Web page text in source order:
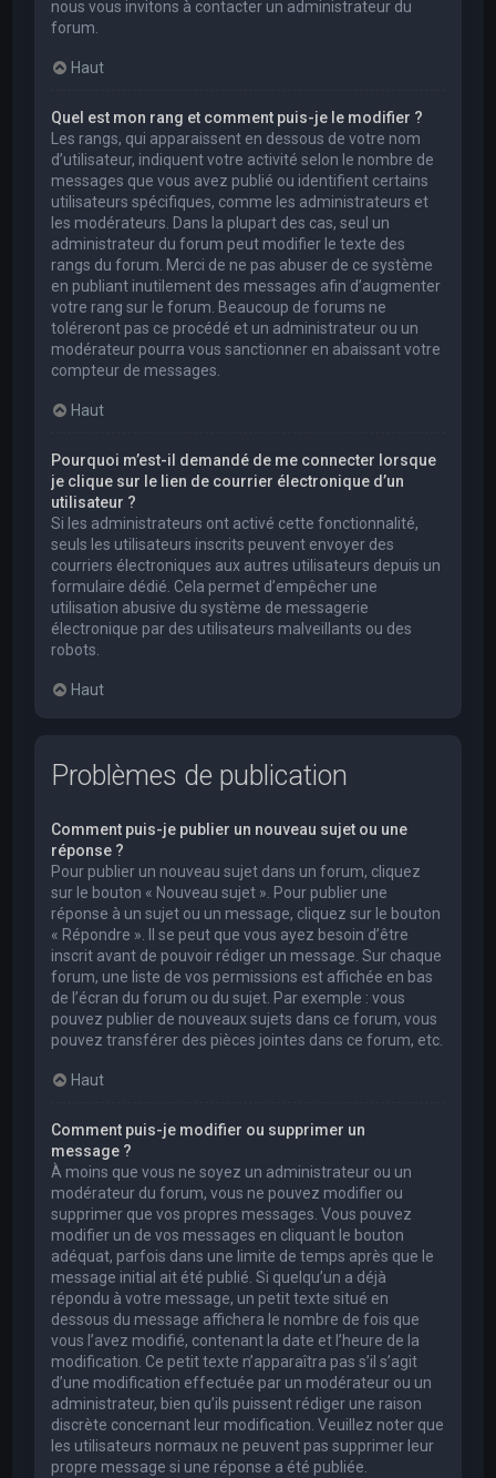
nous vous invitons à contacter un administrateur du
forum.
Haut
Quel est mon rang et comment puis-je le modifier ?
Les rangs, qui apparaissent en dessous de votre nom
d’utilisateur, indiquent votre activité selon le nombre de
messages que vous avez publié ou identifient certains
utilisateurs spécifiques, comme les administrateurs et
les modérateurs. Dans la plupart des cas, seul un
administrateur du forum peut modifier le texte des
rangs du forum. Merci de ne pas abuser de ce système
en publiant inutilement des messages afin d’augmenter
votre rang sur le forum. Beaucoup de forums ne
toléreront pas ce procédé et un administrateur ou un
modérateur pourra vous sanctionner en abaissant votre
compteur de messages.
Haut
Pourquoi m’est-il demandé de me connecter lorsque
je clique sur le lien de courrier électronique d’un
utilisateur ?
Si les administrateurs ont activé cette fonctionnalité,
seuls les utilisateurs inscrits peuvent envoyer des
courriers électroniques aux autres utilisateurs depuis un
formulaire dédié. Cela permet d’empêcher une
utilisation abusive du système de messagerie
électronique par des utilisateurs malveillants ou des
robots.
Haut
Problèmes de publication
Comment puis-je publier un nouveau sujet ou une
réponse ?
Pour publier un nouveau sujet dans un forum, cliquez
sur le bouton « Nouveau sujet ». Pour publier une
réponse à un sujet ou un message, cliquez sur le bouton
« Répondre ». Il se peut que vous ayez besoin d’être
inscrit avant de pouvoir rédiger un message. Sur chaque
forum, une liste de vos permissions est affichée en bas
de l’écran du forum ou du sujet. Par exemple : vous
pouvez publier de nouveaux sujets dans ce forum, vous
pouvez transférer des pièces jointes dans ce forum, etc.
Haut
Comment puis-je modifier ou supprimer un
message ?
À moins que vous ne soyez un administrateur ou un
modérateur du forum, vous ne pouvez modifier ou
supprimer que vos propres messages. Vous pouvez
modifier un de vos messages en cliquant le bouton
adéquat, parfois dans une limite de temps après que le
message initial ait été publié. Si quelqu’un a déjà
répondu à votre message, un petit texte situé en
dessous du message affichera le nombre de fois que
vous l’avez modifié, contenant la date et l’heure de la
modification. Ce petit texte n’apparaîtra pas s’il s’agit
d’une modification effectuée par un modérateur ou un
administrateur, bien qu’ils puissent rédiger une raison
discrète concernant leur modification. Veuillez noter que
les utilisateurs normaux ne peuvent pas supprimer leur
propre message si une réponse a été publiée.